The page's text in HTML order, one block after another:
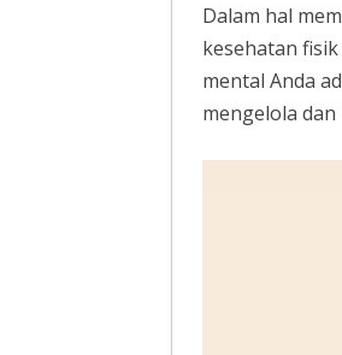
Dalam hal
kesehatan
mental Anda
mengelola